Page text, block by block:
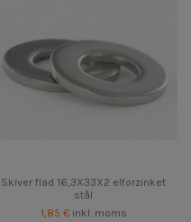
Skiver flad 16,3X33X2 elforzinket
stål
1,85 € inkl. moms